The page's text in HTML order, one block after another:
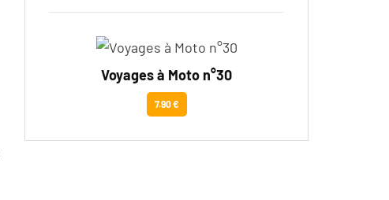
Voyages à Moto n°30
7.90 €